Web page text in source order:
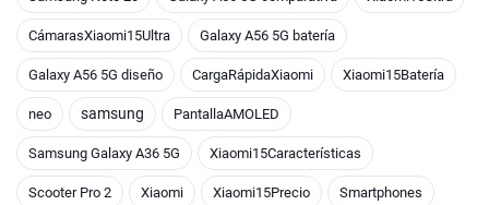
CámarasXiaomi15Ultra Galaxy A56 5G batería
Galaxy A56 5G diseño CargaRápidaXiaomi Xiaomi15Batería
neo samsung PantallaAMOLED
Samsung Galaxy A36 5G Xiaomi15Características
Scooter Pro 2 Xiaomi Xiaomi15Precio Smartphones